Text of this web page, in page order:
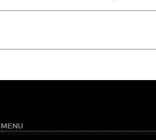
MENU